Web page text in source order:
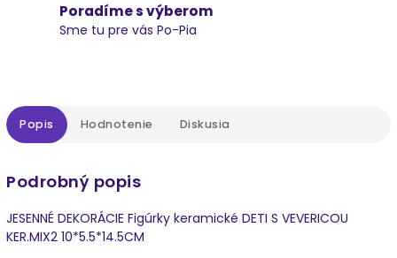
Poradíme s výberom
Sme tu pre vás Po-Pia
Popis Hodnotenie Diskusia
Podrobný popis
JESENNÉ DEKORÁCIE Figúrky keramické DETI S VEVERICOU
KER.MIX2 10*5.5*14.5CM